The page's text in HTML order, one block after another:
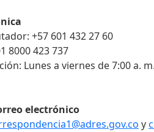
+57 601 432 27 60
8000 423 737
Lunes a viernes de 7:00 a.
electrónico
y